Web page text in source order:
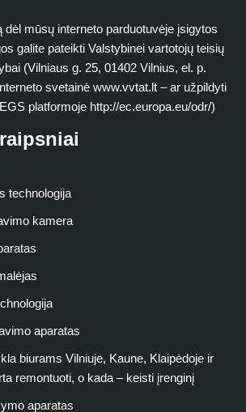
dėl mūsų interneto parduotuvėje įsigytos
galite pateikti Valstybinei vartotojų teisių
(Vilniaus g. 25, 01402 Vilnius, el. p.
svetainė www.vvtat.lt – ar užpildyti
platformoje http://ec.europa.eu/odr/)
technologija
kamera
aparatas
biurams Vilniuje, Kaune, Klaipėdoje ir
remontuoti, o kada – keisti įrenginį
aparatas